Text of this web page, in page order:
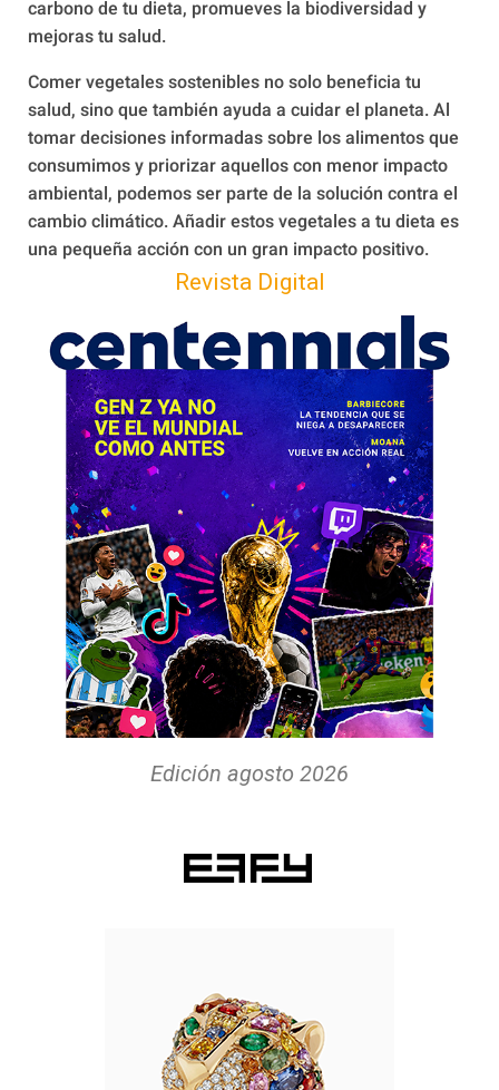
carbono de tu dieta, promueves la biodiversidad y
mejoras tu salud.
Comer vegetales sostenibles no solo beneficia tu
salud, sino que también ayuda a cuidar el planeta. Al
tomar decisiones informadas sobre los alimentos que
consumimos y priorizar aquellos con menor impacto
ambiental, podemos ser parte de la solución contra el
cambio climático. Añadir estos vegetales a tu dieta es
una pequeña acción con un gran impacto positivo.
Revista Digital
Edición agosto 2026